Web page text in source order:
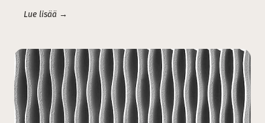
Lue lisää →